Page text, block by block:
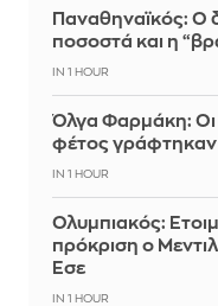
Παναθηναϊκός: Ο
ποσοστά και η
IN 1 HOUR
Όλγα Φαρμάκη: Οι
φέτος γράφτηκαν
IN 1 HOUR
Ολυμπιακός:
πρόκριση ο
Έσε
IN 1 HOUR